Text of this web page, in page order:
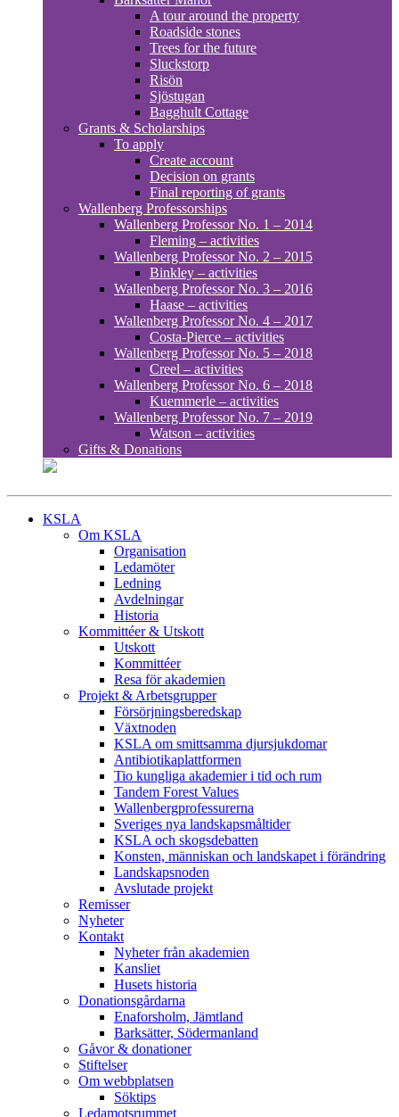
A tour around the property
Roadside stones
Trees for the future
Sluckstorp
Risön
Sjöstugan
Bagghult Cottage
Grants & Scholarships
To apply
Create account
Decision on grants
Final reporting of grants
Wallenberg Professorships
Wallenberg Professor No. 1 – 2014
Fleming – activities
Wallenberg Professor No. 2 – 2015
Binkley – activities
Wallenberg Professor No. 3 – 2016
Haase – activities
Wallenberg Professor No. 4 – 2017
Costa-Pierce – activities
Wallenberg Professor No. 5 – 2018
Creel – activities
Wallenberg Professor No. 6 – 2018
Kuemmerle – activities
Wallenberg Professor No. 7 – 2019
Watson – activities
Gifts & Donations
KSLA
Om KSLA
Organisation
Ledamöter
Ledning
Avdelningar
Historia
Kommittéer & Utskott
Utskott
Kommittéer
Resa för akademien
Projekt & Arbetsgrupper
Försörjningsberedskap
Växtnoden
KSLA om smittsamma djursjukdomar
Antibiotikaplattformen
Tio kungliga akademier i tid och rum
Tandem Forest Values
Wallenbergprofessurerna
Sveriges nya landskapsmåltider
KSLA och skogsdebatten
Konsten, människan och landskapet i förändring
Landskapsnoden
Avslutade projekt
Remisser
Nyheter
Kontakt
Nyheter från akademien
Kansliet
Husets historia
Donationsgårdarna
Enaforsholm, Jämtland
Barksätter, Södermanland
Gåvor & donationer
Stiftelser
Om webbplatsen
Söktips
Ledamotsrummet